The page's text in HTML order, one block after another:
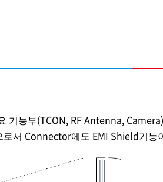
기능부(TCON, RF Antenna,
서 Connector에도 EMI Shield기능